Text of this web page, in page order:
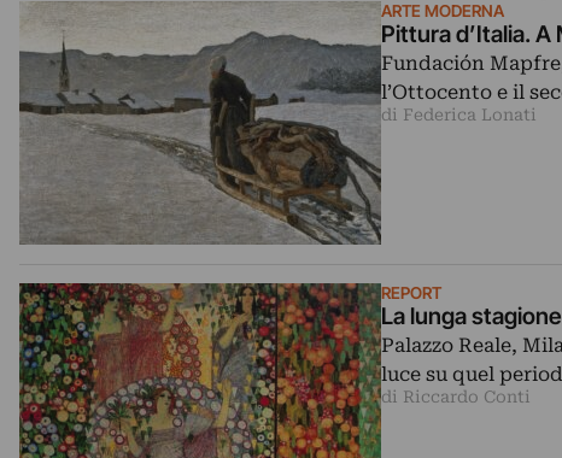
ARTE MODERNA
Pittura d’Italia. A
Fundación
l’Ottocento e il
di Federica Lonati
REPORT
La lunga
Palazzo Reale,
luce su quel
di Riccardo Conti